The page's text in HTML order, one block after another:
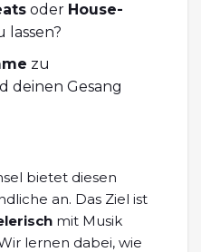
oder House-
lassen?
zu
deinen Gesang
bietet diesen
an. Das Ziel ist
mit Musik
lernen dabei, wie